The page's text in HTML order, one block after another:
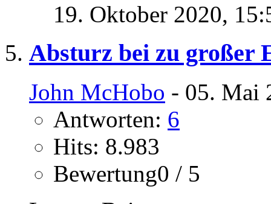
19. Oktober 2020,
Absturz bei zu großer
John McHobo - 05. Mai
Antworten: 6
Hits: 8.983
Bewertung0 / 5